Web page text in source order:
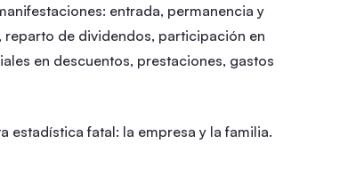
entrada, permanencia y
de dividendos, participación en
en descuentos, prestaciones, gastos
estadística fatal: la empresa y la familia.